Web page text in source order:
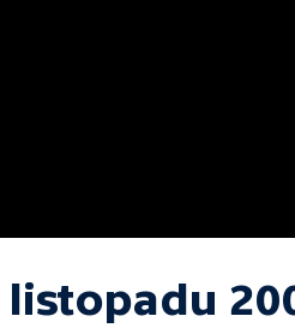
listopadu